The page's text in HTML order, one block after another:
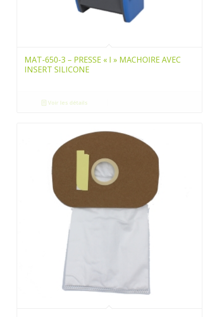
MAT-650-3 – PRESSE « I » MACHOIRE AVEC
INSERT SILICONE
Voir les détails